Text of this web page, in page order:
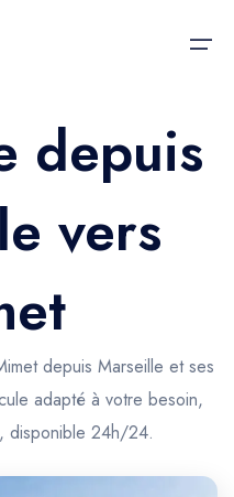
depuis
vers
depuis Marseille et ses
adapté à votre besoin,
disponible 24h/24.